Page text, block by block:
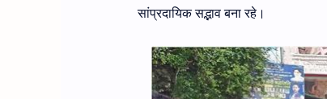
सांप्रदायिक सद्भाव बना रहे।